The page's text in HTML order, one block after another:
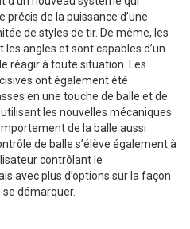
de la puissance d’une
de styles de tir. De même, les
angles et sont capables d’un
réagir à toute situation. Les
ont également été
en une touche de balle et de
les nouvelles mécaniques
de la balle aussi
de balle s’élève également à
contrôlant le
avec plus d’options sur la façon
se démarquer.